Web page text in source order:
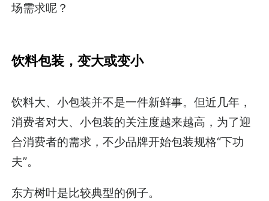
场需求呢？
饮料包装，变大或变小
饮料大、小包装并不是一件新鲜事。但近几年，
消费者对大、小包装的关注度越来越高，为了迎
合消费者的需求，不少品牌开始包装规格“下功
夫”。
东方树叶是比较典型的例子。